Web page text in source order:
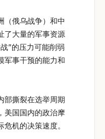
（俄乌战争）和中
了大量的军事资源
”的压力可能削弱
军事干预的能力和
部撕裂在选举周期
美国国内的政治摩
机的决策速度。